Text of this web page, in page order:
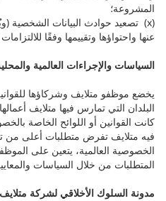
المشروعة؛
عنها واحتواؤها وتقييمها وفقًا
السياسات والإجراءات العالمية
يخضع موظفو متلايف وشركاؤها
البلدان التي تمارس فيها متلايف
كانت القوانين أو اللوائح الخاصة
فيه متلايف تفرض متطلبات أعلى
الخصوصية العالمية، يتعين على
المتطلبات من خلال السياسات
مدونة السلوك الأخلاقي لشركة